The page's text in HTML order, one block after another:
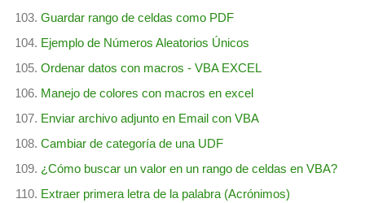
Guardar rango de celdas como PDF
Ejemplo de Números Aleatorios Únicos
Ordenar datos con macros - VBA EXCEL
Manejo de colores con macros en excel
Enviar archivo adjunto en Email con VBA
Cambiar de categoría de una UDF
¿Cómo buscar un valor en un rango de celdas en VBA?
Extraer primera letra de la palabra (Acrónimos)